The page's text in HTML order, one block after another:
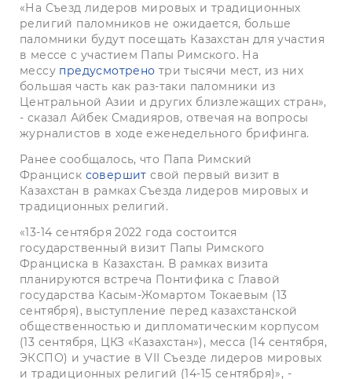
«На Съезд лидеров мировых и традиционных
религий паломников не ожидается, больше
паломники будут посещать Казахстан для участия
в мессе с участием Папы Римского. На
мессу предусмотрено три тысячи мест, из них
большая часть как раз-таки паломники из
Центральной Азии и других близлежащих стран»,
- сказал Айбек Смадияров, отвечая на вопросы
журналистов в ходе еженедельного брифинга.
Ранее сообщалось, что Папа Римский
Франциск совершит свой первый визит в
Казахстан в рамках Съезда лидеров мировых и
традиционных религий.
«13-14 сентября 2022 года состоится
государственный визит Папы Римского
Франциска в Казахстан. В рамках визита
планируются встреча Понтифика с Главой
государства Касым-Жомартом Токаевым (13
сентября), выступление перед казахстанской
общественностью и дипломатическим корпусом
(13 сентября, ЦКЗ «Казахстан»), месса (14 сентября,
ЭКСПО) и участие в VII Съезде лидеров мировых
и традиционных религий (14-15 сентября)», -